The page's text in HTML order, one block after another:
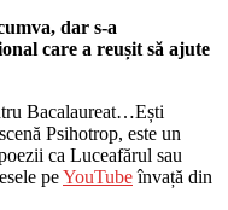
dar s-a
care a reușit să ajute
Bacalaureat…Ești
Psihotrop, este un
ca Luceafărul sau
peYouTubeînvață din